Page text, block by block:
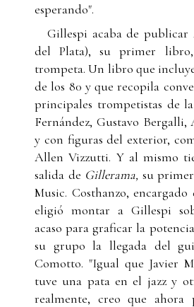
esperando".
Gillespi acaba de publicar
del Plata), su primer
trompeta. Un libro que
de los 80 y que recopila
principales trompetistas de
Fernández, Gustavo
y con figuras del exterior,
Allen Vizzutti. Y al mismo
salida de Gillerama, su
Music. Costhanzo,
eligió montar a Gillespi
acaso para graficar la
su grupo la llegada del
Comotto. "Igual que Javier
tuve una pata en el jazz y
realmente, creo que ahora